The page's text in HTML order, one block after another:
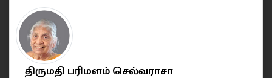
திருமதி பரிமளம் செல்வராசா